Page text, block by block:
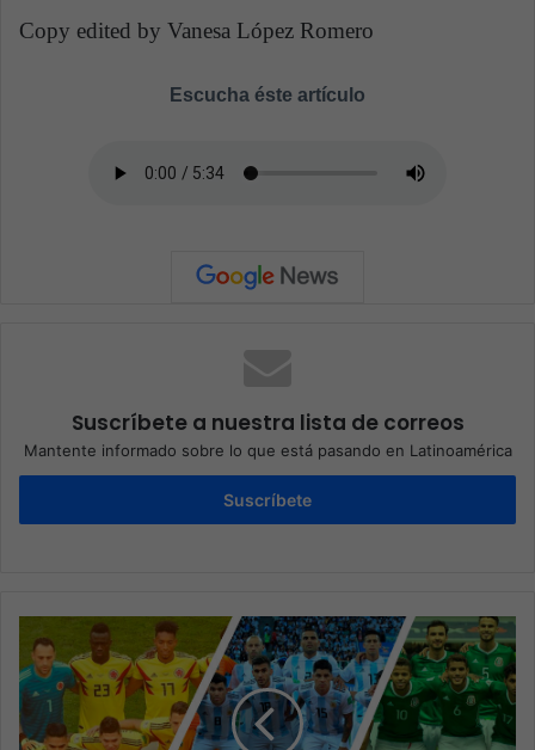
Copy edited by Vanesa López Romero
Escucha éste artículo
Suscríbete a nuestra lista de correos
Mantente informado sobre lo que está pasando en Latinoamérica
Suscríbete